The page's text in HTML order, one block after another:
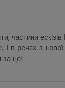
частини
речах з
за це!